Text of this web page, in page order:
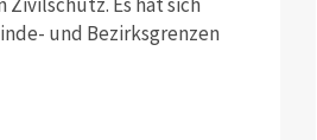
und Bezirksgrenzen